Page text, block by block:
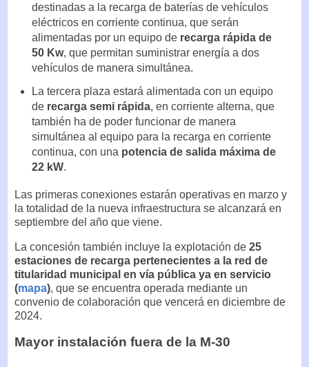
destinadas a la recarga de baterías de vehículos
eléctricos en corriente continua, que serán
alimentadas por un equipo de recarga rápida de
50 Kw, que permitan suministrar energía a dos
vehículos de manera simultánea.
La tercera plaza estará alimentada con un equipo
de recarga semi rápida, en corriente alterna, que
también ha de poder funcionar de manera
simultánea al equipo para la recarga en corriente
continua, con una potencia de salida máxima de
22 kW.
Las primeras conexiones estarán operativas en marzo y
la totalidad de la nueva infraestructura se alcanzará en
septiembre del año que viene.
La concesión también incluye la explotación de 25
estaciones de recarga pertenecientes a la red de
titularidad municipal en vía pública ya en servicio
(mapa), que se encuentra operada mediante un
convenio de colaboración que vencerá en diciembre de
2024.
Mayor instalación fuera de la M-30